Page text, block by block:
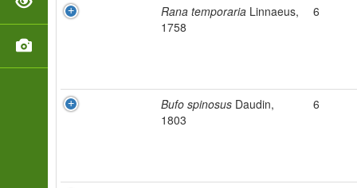
Rana temporaria Linnaeus,
1758
6
Bufo spinosus Daudin,
1803
6